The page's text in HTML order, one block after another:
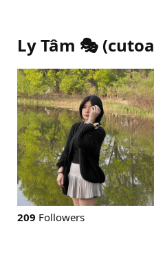
Ly Tâm 🎭 (cutoa
209 Followers